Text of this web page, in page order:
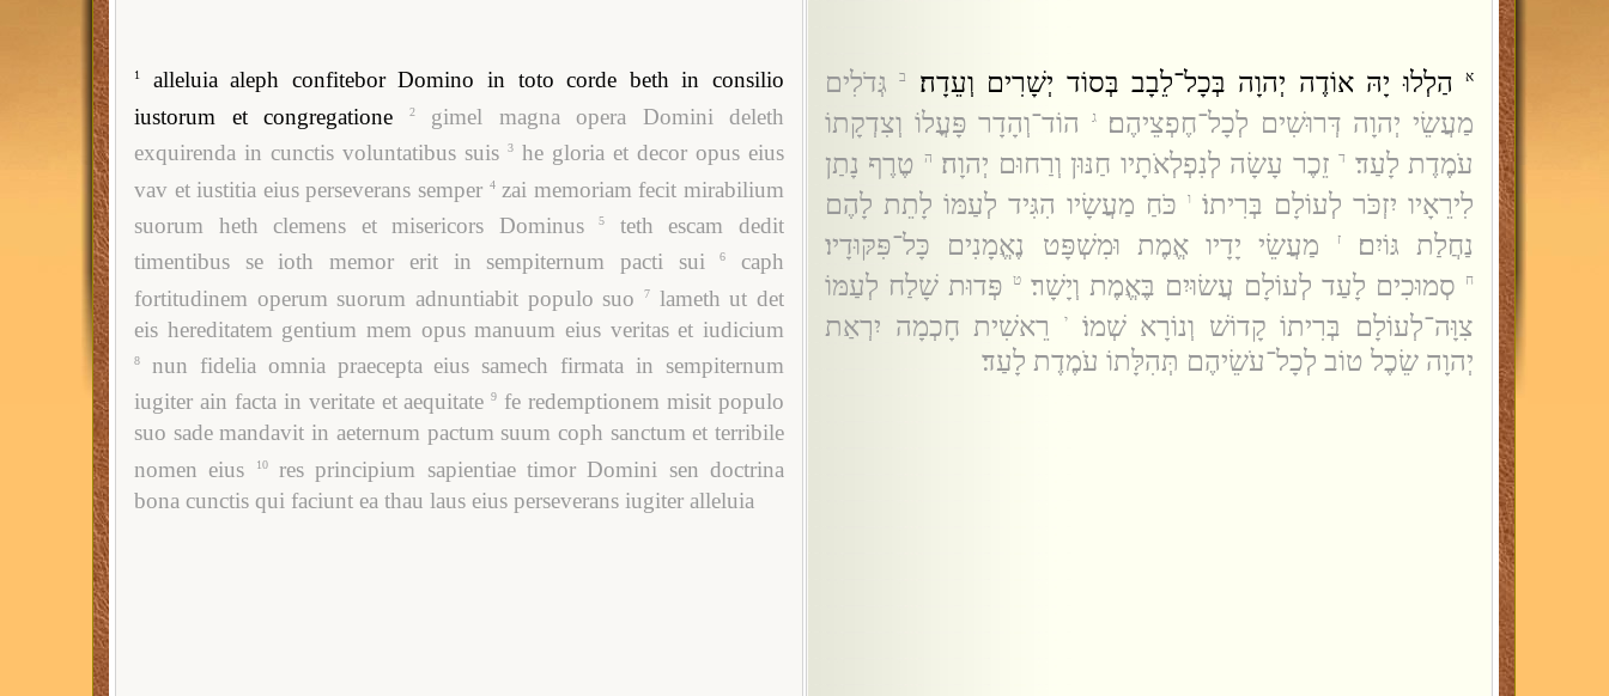
1
alleluia aleph confitebor Domino in toto corde beth in consilio
iustorum et congregatione
2
gimel magna opera Domini deleth
exquirenda in cunctis voluntatibus suis
3
he gloria et decor opus eius
vav et iustitia eius perseverans semper 4 zai memoriam fecit mirabilium
suorum heth clemens et misericors Dominus
5
teth escam dedit
timentibus se ioth memor erit in sempiternum pacti sui
6
caph
fortitudinem operum suorum adnuntiabit populo suo
7
lameth ut det
eis hereditatem gentium mem opus manuum eius veritas et iudicium
8
nun fidelia omnia praecepta eius samech firmata in sempiternum
iugiter ain facta in veritate et aequitate 9
fe redemptionem misit populo
suo sade mandavit in aeternum pactum suum coph sanctum et terribile
nomen eius
10
res principium sapientiae timor Domini sen doctrina
bona cunctis qui faciunt ea thau laus eius perseverans iugiter alleluia
א הַלְלוּ יָהּ אוֹדֶה יְהוָה בְּכָל־לֵבָב בְּסוֹד יְשָׁרִים וְעֵדָה׃ ב
גְּדֹלִים
מַעֲשֵׂי יְהוָה דְּרוּשִׁים לְכָל־חֶפְצֵיהֶם׃
ג
הוֹד־וְהָדָר פָּעֳלוֹ וְצִדְקָתוֹ
עֹמֶדֶת לָעַד׃
ד זֵכֶר עָשָׂה לְנִפְלְאֹתָיו חַנּוּן וְרַחוּם יְהוָה׃ ה
טֶרֶף נָתַן
לִירֵאָיו יִזְכֹּר לְעוֹלָם בְּרִיתוֹ׃
ו
כֹּחַ מַעֲשָׂיו הִגִּיד לְעַמּוֹ לָתֵת לָהֶם
נַחֲלַת גּוֹיִם׃
ז מַעֲשֵׂי יָדָיו אֱמֶת וּמִשְׁפָּט נֶאֱמָנִים כָּל־פִּקּוּדָיו׃
ח סְמוּכִים לָעַד לְעוֹלָם עֲשׂוּיִם בֶּאֱמֶת וְיָשָׁר׃ ט
פְּדוּת שָׁלַח לְעַמּוֹ
צִוָּה־לְעוֹלָם בְּרִיתוֹ קָדוֹשׁ וְנוֹרָא שְׁמוֹ׃
י
רֵאשִׁית חָכְמָה יִרְאַת
יְהוָה שֵׂכֶל טוֹב לְכָל־עֹשֵׂיהֶם תְּהִלָּתוֹ עֹמֶדֶת לָעַד׃